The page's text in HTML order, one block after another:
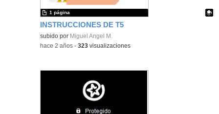
INSTRUCCIONES DE T5
Contenido educativo.
subido por Miguel Angel M.
1 página
-hace 2 años -323 visualizaciones